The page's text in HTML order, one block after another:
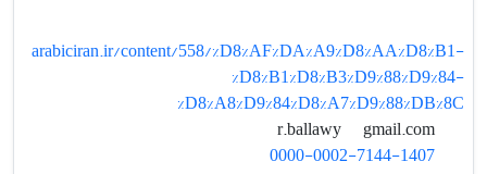
arabiciran.ir/content/558/%D8%AF%DA%A9%D8%AA%D8%B1-
%D8%B1%D8%B3%D9%88%D9%84-
%D8%A8%D9%84%D8%A7%D9%88%DB%8C
gmail.com
0000-0002-7144-1407